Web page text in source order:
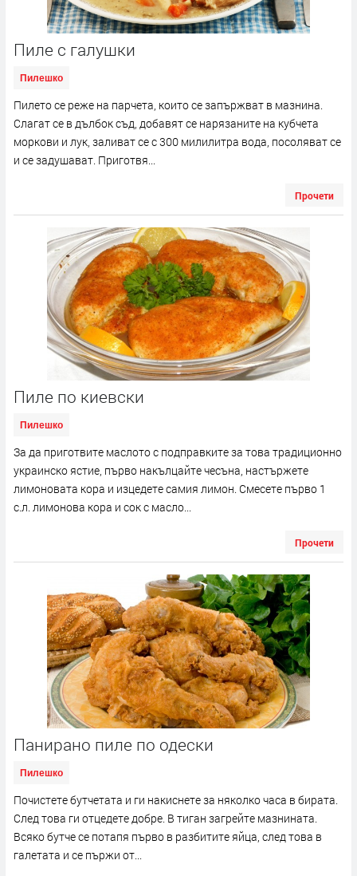
Пиле с галушки
Пилешко
Пилето се реже на парчета, които се запържват в мазнина.
Слагат се в дълбок съд, добавят се нарязаните на кубчета
моркови и лук, заливат се с 300 милилитра вода, посоляват се
и се задушават. Приготвя...
Прочети
Пиле по киевски
Пилешко
За да приготвите маслото с подправките за това традиционно
украинско ястие, първо накълцайте чесъна, настържете
лимоновата кора и изцедете самия лимон. Смесете първо 1
с.л. лимонова кора и сок с масло...
Прочети
Панирано пиле по одески
Пилешко
Почистете бутчетата и ги накиснете за няколко часа в бирата.
След това ги отцедете добре. В тиган загрейте мазнината.
Всяко бутче се потапя първо в разбитите яйца, след това в
галетата и се пържи от...